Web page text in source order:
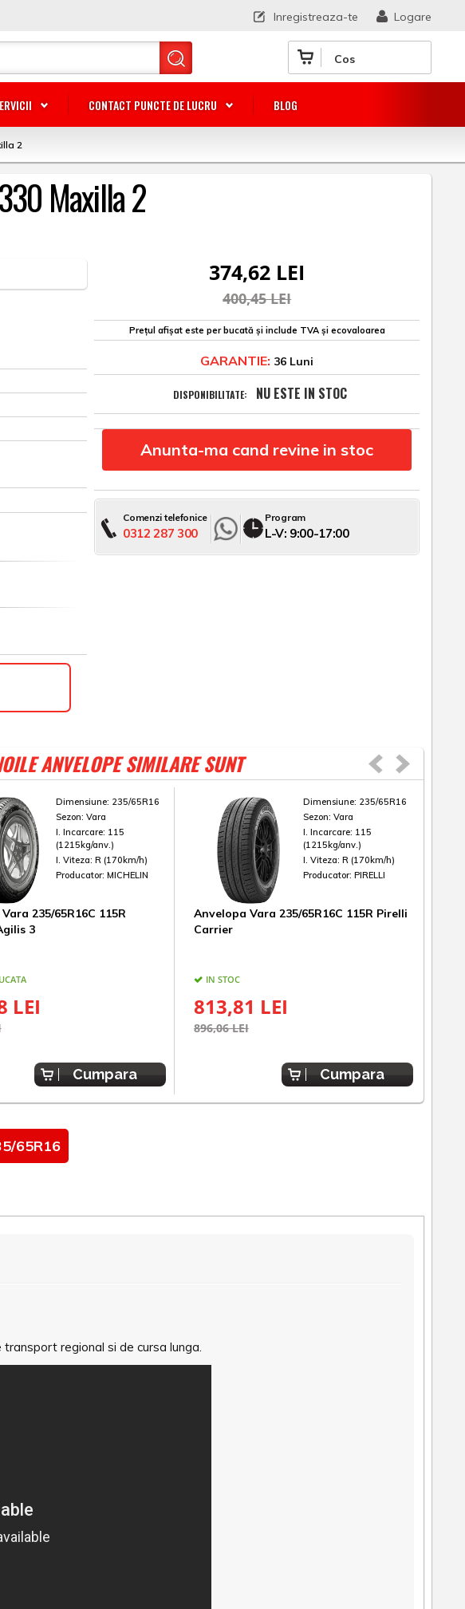
Cos
CONTACT PUNCTE DE LUCRU BLOG
Logare
Inregistreaza-te
2
Maxilla 2
374,62 LEI
400,45 LEI
Prețul afișat este per bucată și include TVA și ecovaloarea
GARANTIE: 36 Luni
DISPONIBILITATE: NU ESTE IN STOC
Anunta-ma cand revine in stoc
Comenzi telefonice
0312 287 300
Program
L-V: 9:00-17:00
ANVELOPE SIMILARE SUNT
Dimensiune: 235/65R16
Sezon:Vara
I. Incarcare: 115
(1215kg/anv.)
I. Viteza:R (170km/h)
Producator:MICHELIN
235/65R16C 115R
3
LEI
Cumpara
Dimensiune: 235/65R16
Sezon:Vara
I. Incarcare: 115
(1215kg/anv.)
I. Viteza:R (170km/h)
Producator:PIRELLI
Anvelopa Vara 235/65R16C 115R Pirelli
Carrier
IN STOC
813,81 LEI
896,06 LEI
Cumpara
65R16
regional si de cursa lunga.